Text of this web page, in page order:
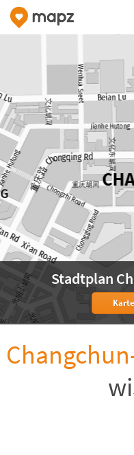
Stadtplan